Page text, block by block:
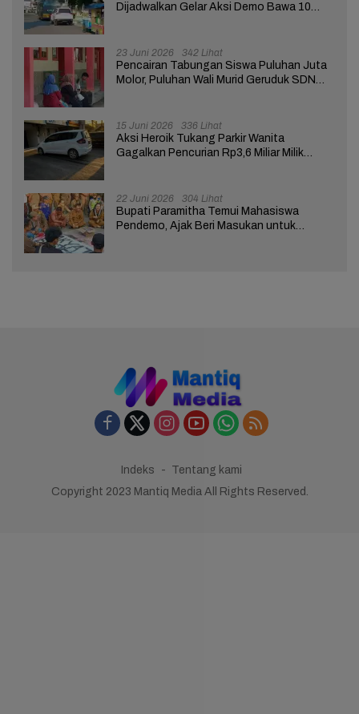
Dijadwalkan Gelar Aksi Demo Bawa 10
23 Juni 2026 342 Lihat
Pencairan Tabungan Siswa Puluhan Juta
Molor, Puluhan Wali Murid Geruduk SDN
15 Juni 2026 336 Lihat
Aksi Heroik Tukang Parkir Wanita
Gagalkan Pencurian Rp3,6 Miliar Milik
22 Juni 2026 304 Lihat
Bupati Paramitha Temui Mahasiswa
Pendemo, Ajak Beri Masukan untuk
Indeks
Tentang kami
Copyright 2023 Mantiq Media All Rights Reserved.